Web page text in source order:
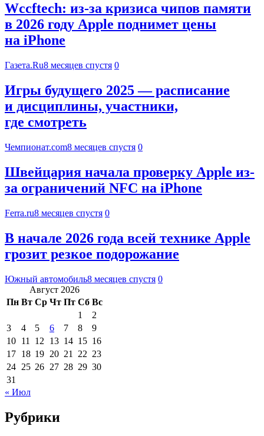
Wccftech: из-за кризиса чипов памяти
в 2026 году Apple поднимет цены
на iPhone
Газета.Ru8 месяцев спустя 0
Игры будущего 2025 — расписание
и дисциплины, участники,
где смотреть
Чемпионат.com8 месяцев спустя 0
Швейцария начала проверку Apple из-
за ограничений NFC на iPhone
Ferra.ru8 месяцев спустя 0
В начале 2026 года всей технике Apple
грозит резкое подорожание
Южный автомобиль8 месяцев спустя 0
Август 2026
Пн Вт Ср Чт Пт Сб Вс
1
2
3
4 5 6 7 8
9
10 11 12 13 14 15 16
17 18 19 20 21 22 23
24 25 26 27 28 29 30
31
« Июл
Рубрики